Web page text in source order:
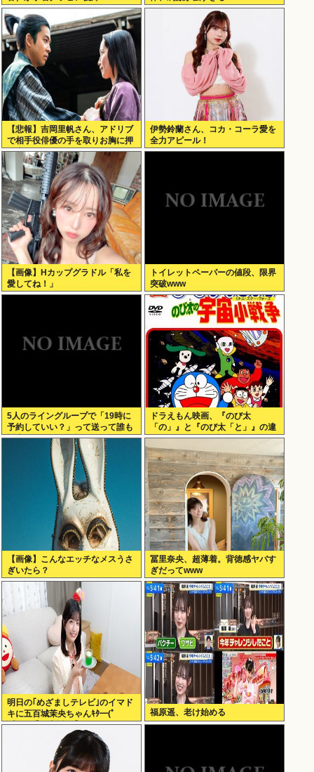
【悲報】吉岡里帆さん、アドリブ
で相手役俳優の手を取りお胸に押
し当てる（画像あり）
伊勢鈴蘭さん、コカ・コーラ愛を
全力アピール！
【画像】Hカップグラドル「私を
愛してね！」
トイレットペーパーの値段、限界
突破www
5人のライングループで「19時に
予約していい？」って送って誰も
返事しないから無視でいいよね？
ドラえもん映画、『のび太
「の」』と『のび太「と」』の違
いがわからないと話題に
【画像】こんなエッチなメスうさ
ぎいたら？
冨里奈央、超薄着。背徳感ヤバす
ぎだってwww
明日の｢めざましテレビ｣のイマド
キに五百城茉央ちゃんｷﾀ━(ﾟ
∀ﾟ)━!【乃木坂46】
福原遥、老け始める